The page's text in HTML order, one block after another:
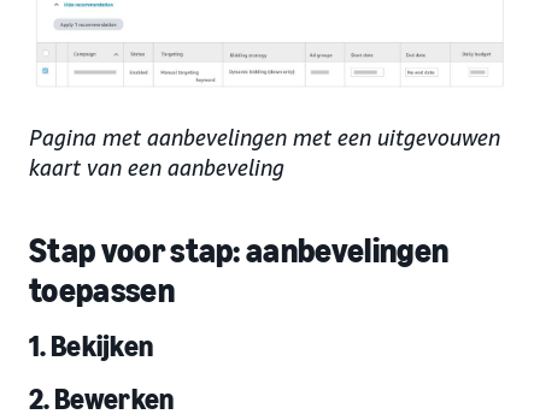
Pagina met aanbevelingen met een uitgevouwen
kaart van een aanbeveling
Stap voor stap: aanbevelingen
toepassen
1. Bekijken
2. Bewerken